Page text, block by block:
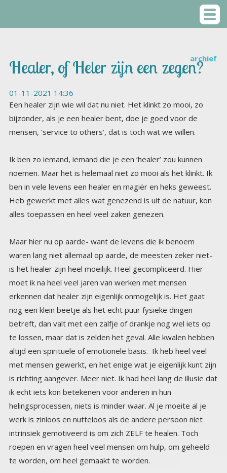
archief
Healer, of Heler zijn een zegen?
01-11-2021 14:36
Een healer zijn wie wil dat nu niet. Het klinkt zo mooi, zo
bijzonder, als je een healer bent, doe je goed voor de
mensen, ‘service to others’, dat is toch wat we willen.
Ik ben zo iemand, iemand die je een ‘healer’ zou kunnen
noemen. Maar het is helemaal niet zo mooi als het klinkt. Ik
ben in vele levens een healer en magiër en heks geweest.
Heb gewerkt met alles wat genezend is uit de natuur, kon
alles toepassen en heel veel zaken genezen.
Maar hier nu op aarde- want de levens die ik benoem
waren lang niet allemaal op aarde, de meesten zeker niet-
is het healer zijn heel moeilijk. Heel gecompliceerd. Hier
moet ik na heel veel jaren van werken met mensen
erkennen dat healer zijn eigenlijk onmogelijk is. Het gaat
nog een klein beetje als het echt puur fysieke dingen
betreft, dan valt met een zalfje of drankje nog wel iets op
te lossen, maar dat is zelden het geval. Alle kwalen hebben
altijd een spirituele of emotionele basis. Ik heb heel veel
met mensen gewerkt, en het enige wat je eigenlijk kunt zijn
is richting aangever. Meer niet. Ik had heel lang de illusie dat
ik echt iets kon betekenen voor anderen in hun
helingsprocessen, niets is minder waar. Al je moeite al je
werk is zinloos en nutteloos als de andere persoon niet
intrinsiek gemotiveerd is om zich ZELF te healen. Toch
roepen en vragen heel veel mensen om hulp, om geheeld
te worden, om heel gemaakt te worden.